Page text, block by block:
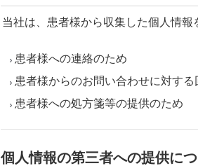
当社は、患者様から収集した個人情報
患者様への連絡のため
患者様からのお問い合わせに対する
患者様への処方箋等の提供のため
個人情報の第三者への提供に